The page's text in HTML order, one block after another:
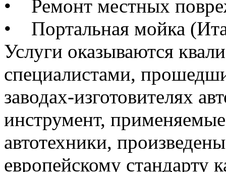
• Ремонт местных
• Портальная мойка
Услуги оказываются
специалистами,
заводах-изготовителях
инструмент,
автотехники,
европейскому стандарту